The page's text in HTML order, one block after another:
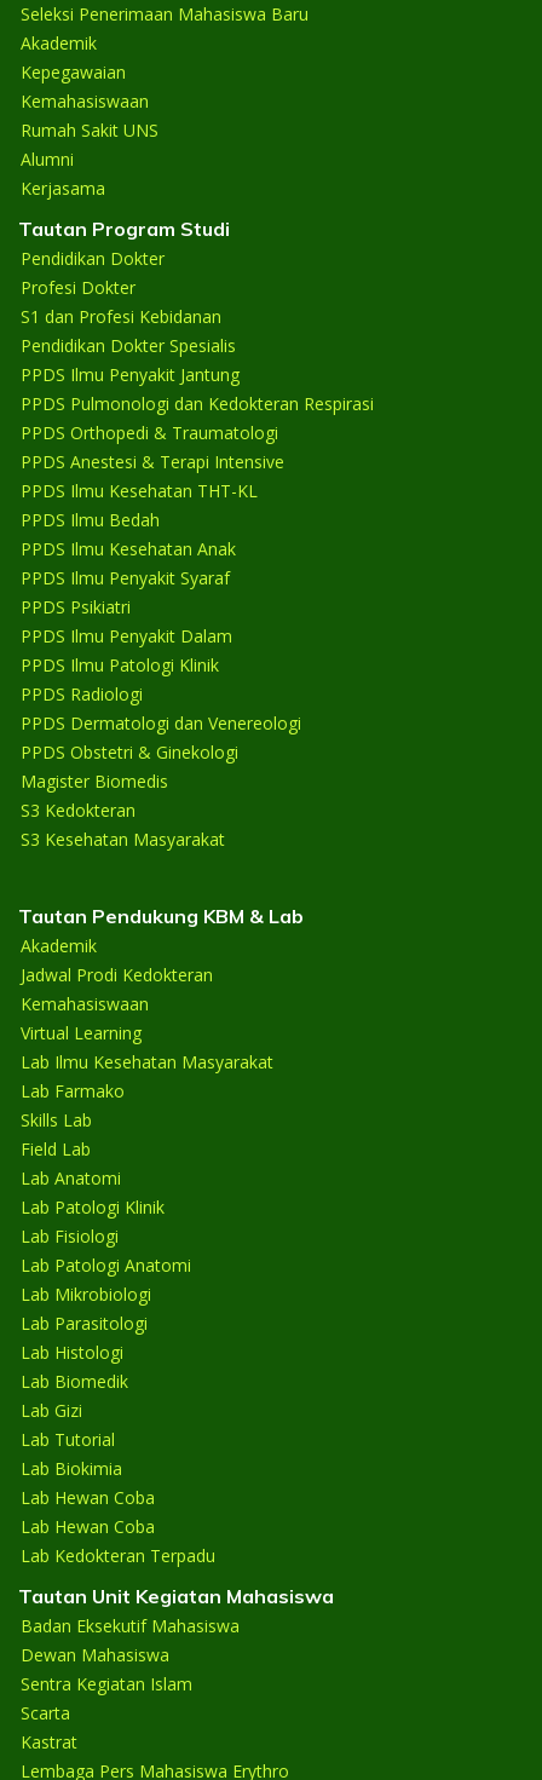
Seleksi Penerimaan Mahasiswa Baru
Akademik
Kepegawaian
Kemahasiswaan
Rumah Sakit UNS
Alumni
Kerjasama
Tautan Program Studi
Pendidikan Dokter
Profesi Dokter
S1 dan Profesi Kebidanan
Pendidikan Dokter Spesialis
PPDS Ilmu Penyakit Jantung
PPDS Pulmonologi dan Kedokteran Respirasi
PPDS Orthopedi & Traumatologi
PPDS Anestesi & Terapi Intensive
PPDS Ilmu Kesehatan THT-KL
PPDS Ilmu Bedah
PPDS Ilmu Kesehatan Anak
PPDS Ilmu Penyakit Syaraf
PPDS Psikiatri
PPDS Ilmu Penyakit Dalam
PPDS Ilmu Patologi Klinik
PPDS Radiologi
PPDS Dermatologi dan Venereologi
PPDS Obstetri & Ginekologi
Magister Biomedis
S3 Kedokteran
S3 Kesehatan Masyarakat
Tautan Pendukung KBM & Lab
Akademik
Jadwal Prodi Kedokteran
Kemahasiswaan
Virtual Learning
Lab Ilmu Kesehatan Masyarakat
Lab Farmako
Skills Lab
Field Lab
Lab Anatomi
Lab Patologi Klinik
Lab Fisiologi
Lab Patologi Anatomi
Lab Mikrobiologi
Lab Parasitologi
Lab Histologi
Lab Biomedik
Lab Gizi
Lab Tutorial
Lab Biokimia
Lab Hewan Coba
Lab Hewan Coba
Lab Kedokteran Terpadu
Tautan Unit Kegiatan Mahasiswa
Badan Eksekutif Mahasiswa
Dewan Mahasiswa
Sentra Kegiatan Islam
Scarta
Kastrat
Lembaga Pers Mahasiswa Erythro